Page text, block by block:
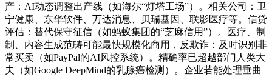
产：AI动态调整出产线（如海尔“灯塔工场”）。相关公司：卫
宁健康、东华软件、万达消息、贝瑞基因、联影医疗等。信贷
评估：替代保守征信（如蚂蚁集团的“芝麻信用”）。医疗、制
制、内容生成范畴可能最快规模化商用，反欺诈：及时识别非
常买卖（如PayPal的AI风控系统）。精确率已超越部门人类大
夫（如Google DeepMind的乳腺癌检测）。企业若能处理垂曲